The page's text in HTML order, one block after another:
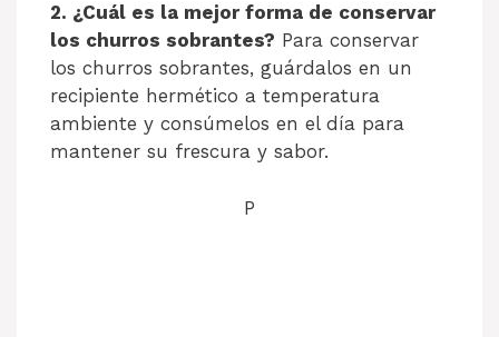
2. ¿Cuál es la mejor forma de conservar
los churros sobrantes? Para conservar
los churros sobrantes, guárdalos en un
recipiente hermético a temperatura
ambiente y consúmelos en el día para
mantener su frescura y sabor.
P